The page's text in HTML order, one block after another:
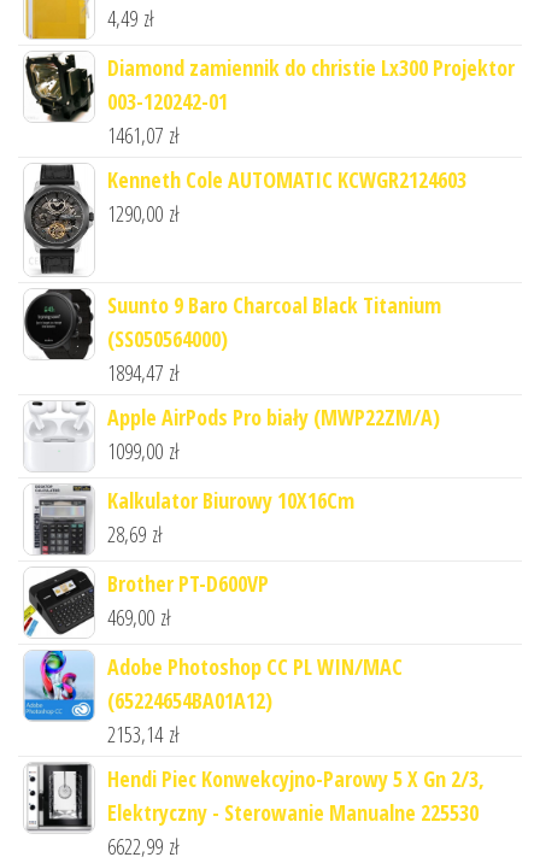
4,49 zł
Diamond zamiennik do christie Lx300 Projektor
003-120242-01
1461,07 zł
Kenneth Cole AUTOMATIC KCWGR2124603
1290,00 zł
Suunto 9 Baro Charcoal Black Titanium
(SS050564000)
1894,47 zł
Apple AirPods Pro biały (MWP22ZM/A)
1099,00 zł
Kalkulator Biurowy 10X16Cm
28,69 zł
Brother PT-D600VP
469,00 zł
Adobe Photoshop CC PL WIN/MAC
(65224654BA01A12)
2153,14 zł
Hendi Piec Konwekcyjno-Parowy 5 X Gn 2/3,
Elektryczny - Sterowanie Manualne 225530
6622,99 zł